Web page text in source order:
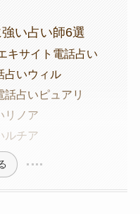
い占い師6選
キサイト電話占い
占いウィル
占いピュアリ
リノア
ルチア